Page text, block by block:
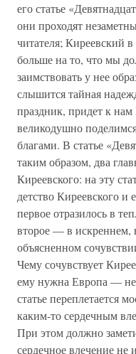
его статье
они проходят
читателя; Киреевский в
больше на то, что мы
заимствовать у нее
слышится тайная
праздник, придет к
великодушно
благами. В статье
таким образом, два
Киреевского: на эту
детство Киреевского и
первое отразилось в
второе — в искреннем,
объясненном
Чему сочувствует
ему нужна Европа —
статье переплетается
каким-то сердечным
При этом должно
сердечное влечение не